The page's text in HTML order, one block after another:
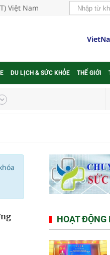
Việt Nam
DU LỊCH & SỨC KHỎE THẾ GIỚI
HOẠT ĐỘNG